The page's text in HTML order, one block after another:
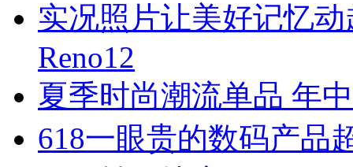
实况照片让美好记忆动
Reno12
夏季时尚潮流单品 年
618一眼贵的数码产品